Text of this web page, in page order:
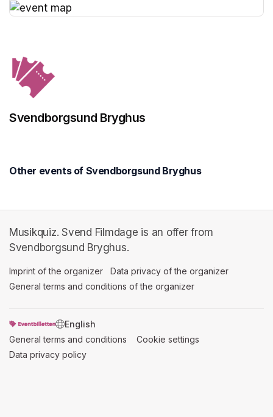
Svendborgsund Bryghus
Other events of Svendborgsund Bryghus
Musikquiz. Svend Filmdage is an offer from
Svendborgsund Bryghus.
Imprint of the organizer (opens in a new tab)
Data privacy of the organizer
General terms and conditions of the organizer
SWITCH LANGUAGE
General terms and conditions (opens in a new tab)
Cookie settings
Data privacy policy